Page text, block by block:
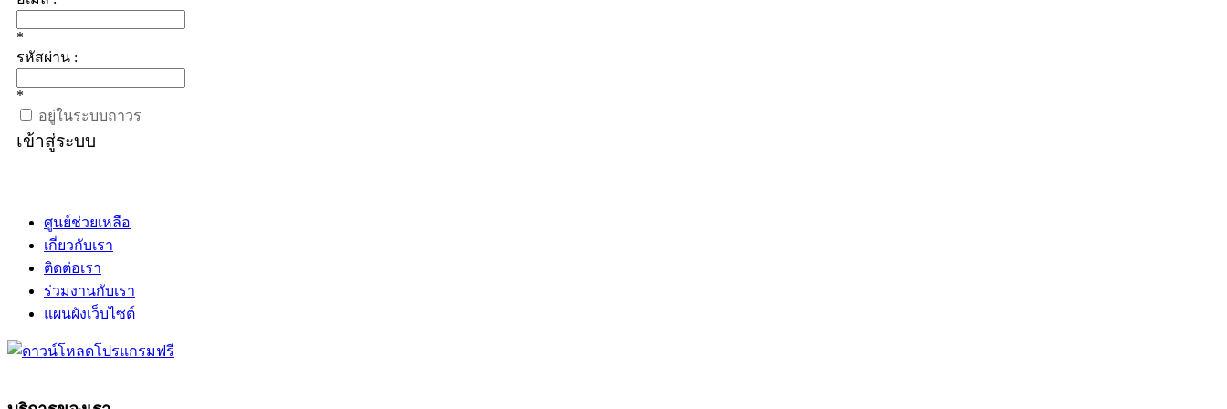
*
รหัสผ่าน :
*
อยู่ในระบบถาวร
เข้าสู่ระบบ
ศูนย์ช่วยเหลือ
เกี่ยวกับเรา
ติดต่อเรา
ร่วมงานกับเรา
แผนผังเว็บไซต์